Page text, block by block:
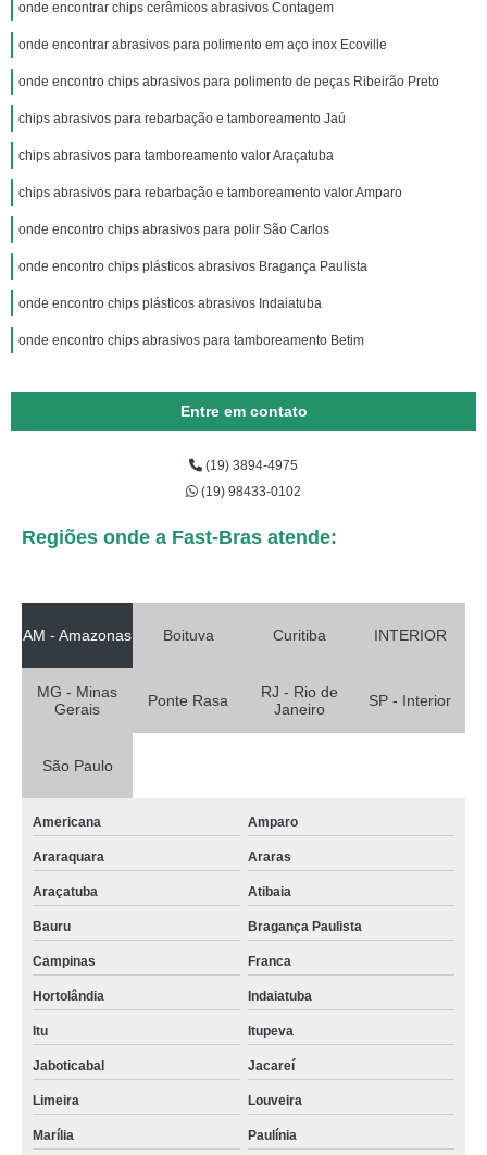
onde encontrar chips cerâmicos abrasivos Contagem
onde encontrar abrasivos para polimento em aço inox Ecoville
onde encontro chips abrasivos para polimento de peças Ribeirão Preto
chips abrasivos para rebarbação e tamboreamento Jaú
chips abrasivos para tamboreamento valor Araçatuba
chips abrasivos para rebarbação e tamboreamento valor Amparo
onde encontro chips abrasivos para polir São Carlos
onde encontro chips plásticos abrasivos Bragança Paulista
onde encontro chips plásticos abrasivos Indaiatuba
onde encontro chips abrasivos para tamboreamento Betim
Entre em contato
(19) 3894-4975
(19) 98433-0102
Regiões onde a Fast-Bras atende:
AM - Amazonas Boituva Curitiba INTERIOR
MG - Minas
Gerais
Ponte Rasa
RJ - Rio de
Janeiro
SP - Interior
São Paulo
Americana Amparo
Araraquara Araras
Araçatuba Atibaia
Bauru Bragança Paulista
Campinas Franca
Hortolândia Indaiatuba
Itu Itupeva
Jaboticabal Jacareí
Limeira Louveira
Marília Paulínia